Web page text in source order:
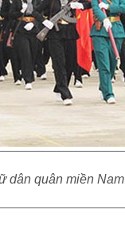
dân quân miền Nam